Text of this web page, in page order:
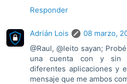
Responder
Adrián Lois
08 marzo,
@Raul, @leito sayan;
una cuenta con y sin
diferentes aplicaciones y
mensaje que me ambos